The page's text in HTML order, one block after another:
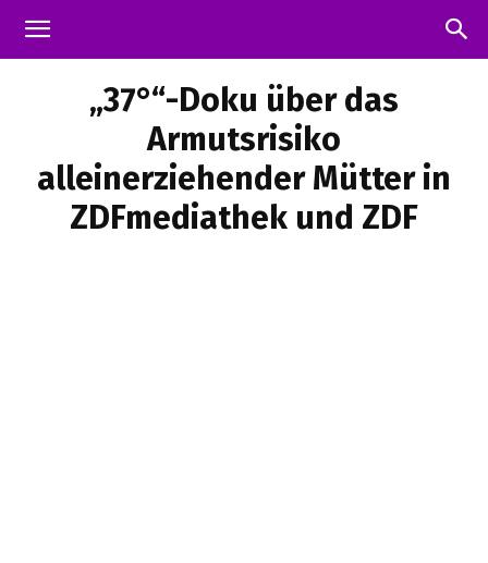
„37°“-Doku über das
Armutsrisiko
alleinerziehender Mütter in
ZDFmediathek und ZDF